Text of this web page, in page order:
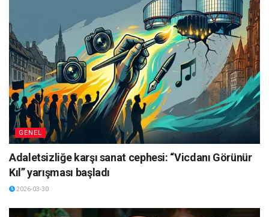
GENEL
Adaletsizliğe karşı sanat cephesi: “Vicdanı Görünür
Kıl” yarışması başladı
2026-03-30